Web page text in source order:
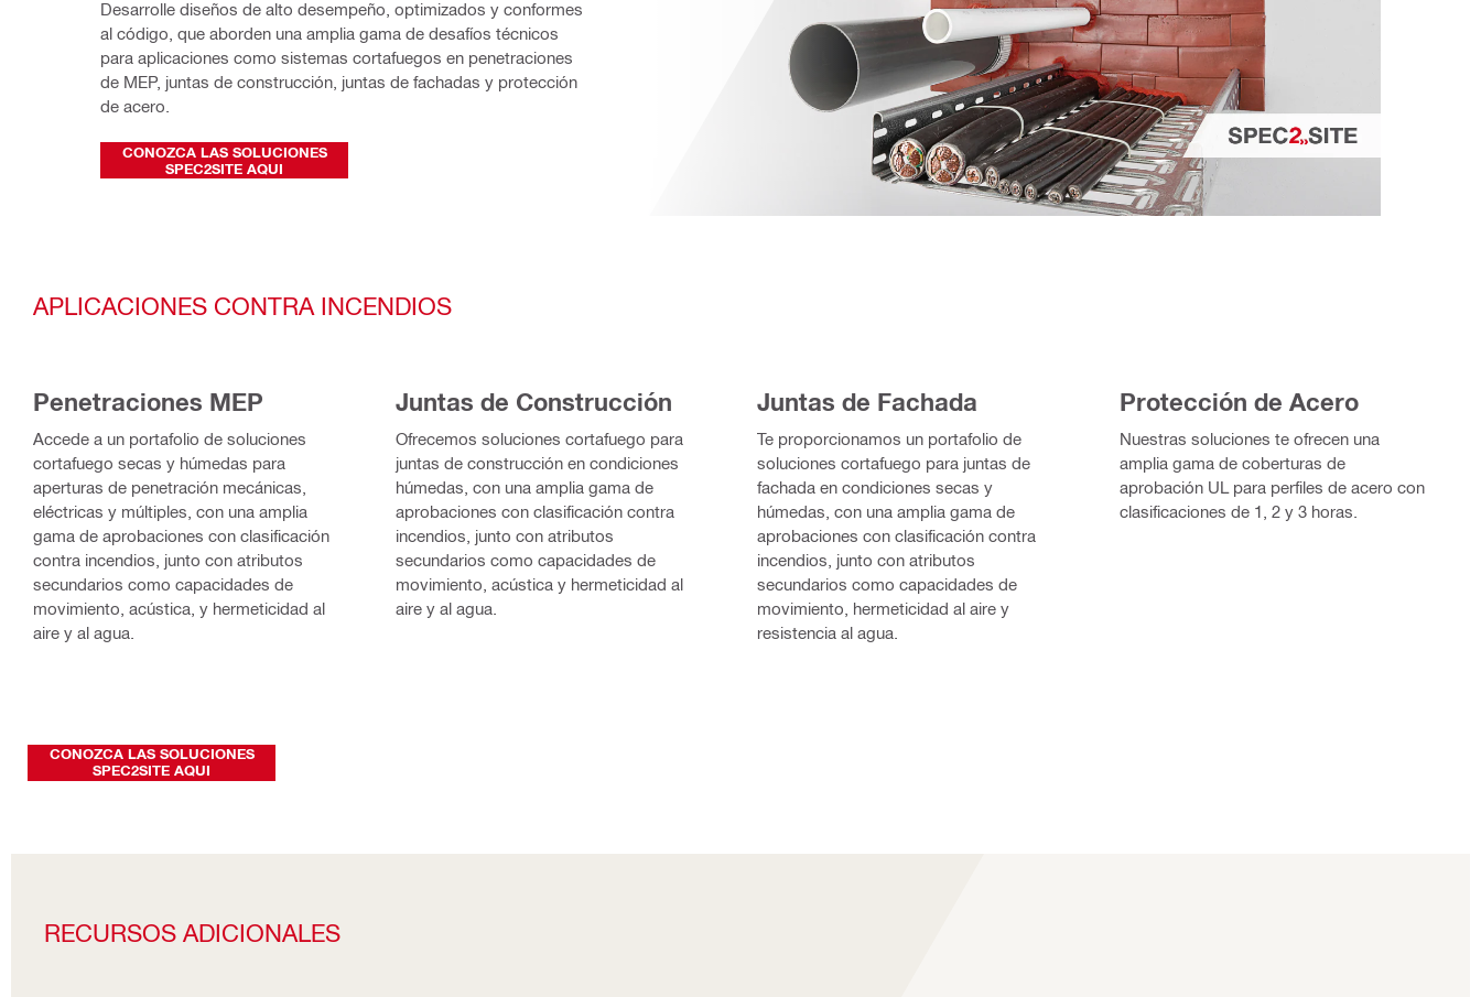
Desarrolle diseños de alto desempeño, optimizados y conformes
al código, que aborden una amplia gama de desafíos técnicos
para aplicaciones como sistemas cortafuegos en penetraciones
de MEP, juntas de construcción, juntas de fachadas y protección
de acero.
CONOZCA LAS SOLUCIONES
SPEC2SITE AQUI
APLICACIONES CONTRA INCENDIOS
Penetraciones MEP
Accede a un portafolio de soluciones
cortafuego secas y húmedas para
aperturas de penetración mecánicas,
eléctricas y múltiples, con una amplia
gama de aprobaciones con clasificación
contra incendios, junto con atributos
secundarios como capacidades de
movimiento, acústica, y hermeticidad al
aire y al agua.
Juntas de Construcción
Ofrecemos soluciones cortafuego para
juntas de construcción en condiciones
húmedas, con una amplia gama de
aprobaciones con clasificación contra
incendios, junto con atributos
secundarios como capacidades de
movimiento, acústica y hermeticidad al
aire y al agua.
Juntas de Fachada
Te proporcionamos un portafolio de
soluciones cortafuego para juntas de
fachada en condiciones secas y
húmedas, con una amplia gama de
aprobaciones con clasificación contra
incendios, junto con atributos
secundarios como capacidades de
movimiento, hermeticidad al aire y
resistencia al agua.
Protección de Acero
Nuestras soluciones te ofrecen una
amplia gama de coberturas de
aprobación UL para perfiles de acero con
clasificaciones de 1, 2 y 3 horas.
CONOZCA LAS SOLUCIONES
SPEC2SITE AQUI
RECURSOS ADICIONALES